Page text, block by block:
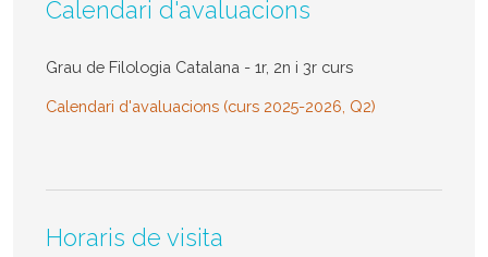
Calendari d'avaluacions
Grau de Filologia Catalana - 1r, 2n i 3r curs
Calendari d'avaluacions (curs 2025-2026, Q2)
Horaris de visita